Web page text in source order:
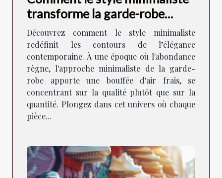
transforme la garde-robe
moderne
Découvrez comment le style minimaliste
redéfinit les contours de l’élégance
contemporaine. À une époque où l'abondance
règne, l'approche minimaliste de la garde-
robe apporte une bouffée d'air frais, se
concentrant sur la qualité plutôt que sur la
quantité. Plongez dans cet univers où chaque
pièce...